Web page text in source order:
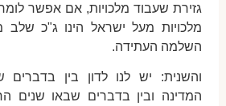
גזירת שעבוד מלכויות, אם אפשר
מלכויות מעל ישראל הינו ג"כ
השלמה העתידה.
והשנית: יש לנו לדון בין
המדינה ובין בדברים שבאו שנים